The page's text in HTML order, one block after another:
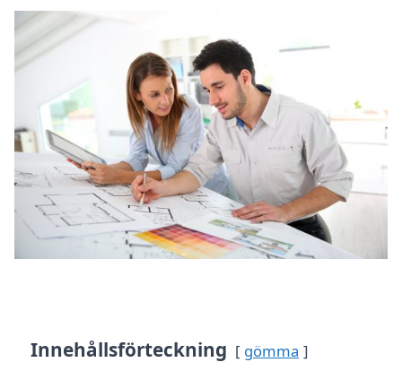
Innehållsförteckning gömma